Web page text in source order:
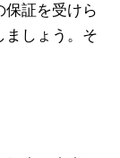
保証を受けら
ましょう。そ